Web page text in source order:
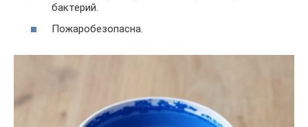
бактерий.
Пожаробезопасна.